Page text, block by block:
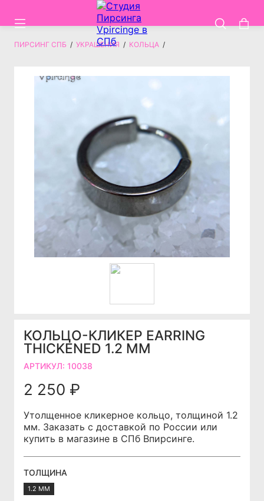
ПИРСИНГ СПБ / УКРАШЕНИЯ / КОЛЬЦА /
КОЛЬЦО-КЛИКЕР EARRING
THICKENED 1.2 ММ
АРТИКУЛ: 10038
2 250 ₽
Утолщенное кликерное кольцо, толщиной 1.2
мм. Заказать с доставкой по России или
купить в магазине в СПб Впирсинге.
ТОЛЩИНА
1.2 ММ